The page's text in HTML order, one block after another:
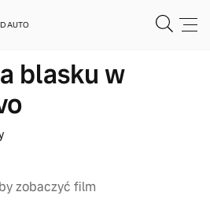
AUTO
blasku w
zobaczyć film